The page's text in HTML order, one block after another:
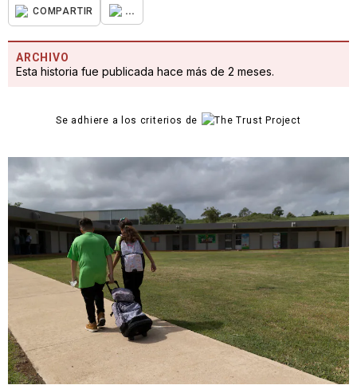
COMPARTIR ...
ARCHIVO
Esta historia fue publicada hace más de 2 meses.
Se adhiere a los criterios de